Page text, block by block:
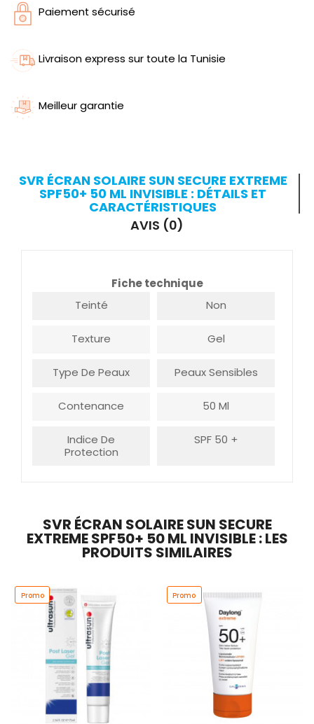
Paiement sécurisé
Livraison express sur toute la Tunisie
Meilleur garantie
SVR ÉCRAN SOLAIRE SUN SECURE EXTREME
SPF50+ 50 ML INVISIBLE : DÉTAILS ET
CARACTÉRISTIQUES
AVIS (0)
Fiche technique
Teinté
Non
Texture Gel
Type De Peaux Peaux Sensibles
Contenance 50 Ml
Indice De
Protection
SPF 50 +
SVR ÉCRAN SOLAIRE SUN SECURE
EXTREME SPF50+ 50 ML INVISIBLE : LES
PRODUITS SIMILAIRES
Promo Promo